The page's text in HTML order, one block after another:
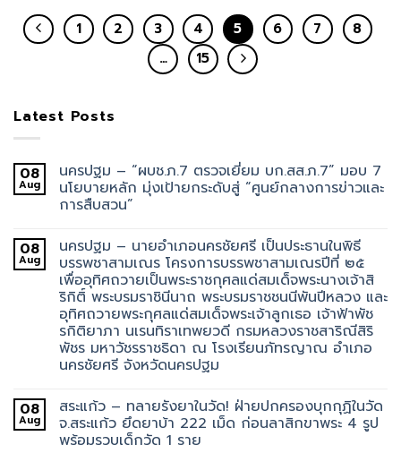
1 2 3 4 5 6 7
8
…
15
Latest Posts
08
Aug
นครปฐม – “ผบช.ภ.7 ตรวจเยี่ยม บก.สส.ภ.7” มอบ 7
นโยบายหลัก มุ่งเป้ายกระดับสู่ “ศูนย์กลางการข่าวและ
การสืบสวน”
08
Aug
นครปฐม – นายอำเภอนครชัยศรี เป็นประธานในพิธี
บรรพชาสามเณร โครงการบรรพชาสามเณรปีที่ ๒๕
เพื่ออุทิศถวายเป็นพระราชกุศลแด่สมเด็จพระนางเจ้าสิ
ริกิติ์ พระบรมราชินีนาถ พระบรมราชชนนีพันปีหลวง และ
อุทิศถวายพระกุศลแด่สมเด็จพระเจ้าลูกเธอ เจ้าฟ้าพัช
รกิติยาภา นเรนทิราเทพยวดี กรมหลวงราชสาริณีสิริ
พัชร มหาวัชรราชธิดา ณ โรงเรียนภัทรญาณ อำเภอ
นครชัยศรี จังหวัดนครปฐม
08
Aug
สระแก้ว – ทลายรังยาในวัด! ฝ่ายปกครองบุกกุฏิในวัด
จ.สระแก้ว ยึดยาบ้า 222 เม็ด ก่อนลาสิกขาพระ 4 รูป
พร้อมรวบเด็กวัด 1 ราย